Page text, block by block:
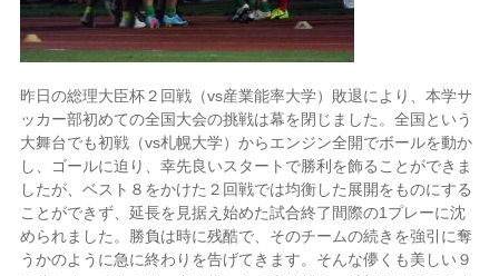
昨日の総理大臣杯２回戦（vs産業能率大学）敗退により、本学サ
ッカー部初めての全国大会の挑戦は幕を閉じました。全国という
大舞台でも初戦（vs札幌大学）からエンジン全開でボールを動か
し、ゴールに迫り、幸先良いスタートで勝利を飾ることができま
したが、ベスト８をかけた２回戦では均衡した展開をものにする
ことができず、延長を見据え始めた試合終了間際の1プレーに沈
められました。勝負は時に残酷で、そのチームの続きを強引に奪
うかのように急に終わりを告げてきます。そんな儚くも美しい９